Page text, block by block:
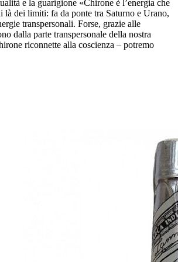
e la guarigione «Chirone è l’energia che
là dei limiti: fa da ponte tra Saturno e Urano,
transpersonali. Forse, grazie alle
dalla parte transpersonale della nostra
riconnette alla coscienza – potremo